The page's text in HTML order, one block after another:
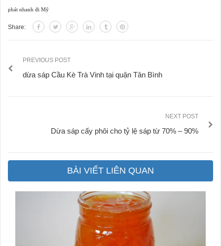
phát nhanh đi Mỹ
Share:
PREVIOUS POST
dừa sáp Cầu Kè Trà Vinh tại quận Tân Bình
NEXT POST
Dừa sáp cấy phôi cho tỷ lệ sáp từ 70% – 90%
BÀI VIẾT LIÊN QUAN